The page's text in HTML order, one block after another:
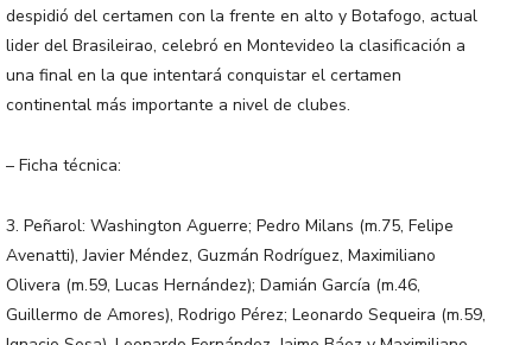
despidió del certamen con la frente en alto y Botafogo, actual
lider del Brasileirao, celebró en Montevideo la clasificación a
una final en la que intentará conquistar el certamen
continental más importante a nivel de clubes.
– Ficha técnica:
3. Peñarol: Washington Aguerre; Pedro Milans (m.75, Felipe
Avenatti), Javier Méndez, Guzmán Rodríguez, Maximiliano
Olivera (m.59, Lucas Hernández); Damián García (m.46,
Guillermo de Amores), Rodrigo Pérez; Leonardo Sequeira (m.59,